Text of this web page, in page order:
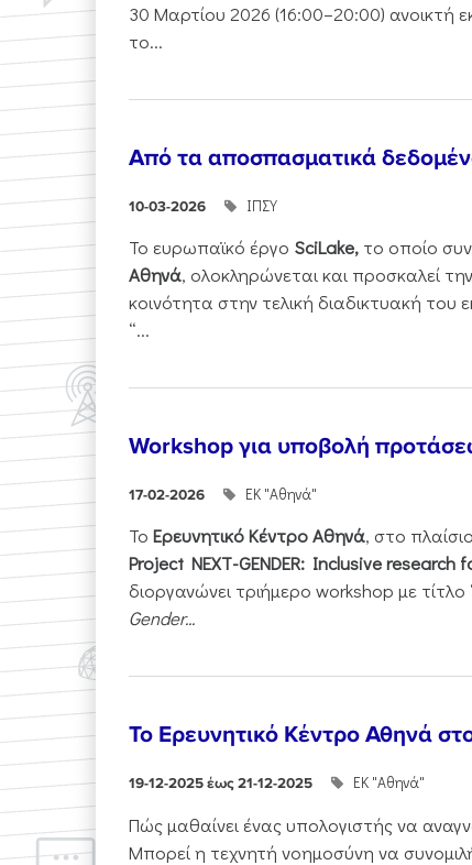
30 Μαρτίου 2026 (16:00–20:00) ανοικτή
το...
Από τα αποσπασματικά
10-03-2026 ΙΠΣΥ
Το ευρωπαϊκό έργο SciLake, το οποίο
Αθηνά, ολοκληρώνεται και προσκαλεί
κοινότητα στην τελική διαδικτυακή του
“...
Workshop για υποβολή
17-02-2026 ΕΚ "Αθηνά"
Το Ερευνητικό Κέντρο Αθηνά, στο
Project NEXT-GENDER: Inclusive
διοργανώνει τριήμερο workshop με τίτλο
Gender...
Το Ερευνητικό Κέντρο Αθηνά
19-12-2025 έως 21-12-2025 ΕΚ "Αθηνά"
Πώς μαθαίνει ένας υπολογιστής να
Μπορεί η τεχνητή νοημοσύνη να